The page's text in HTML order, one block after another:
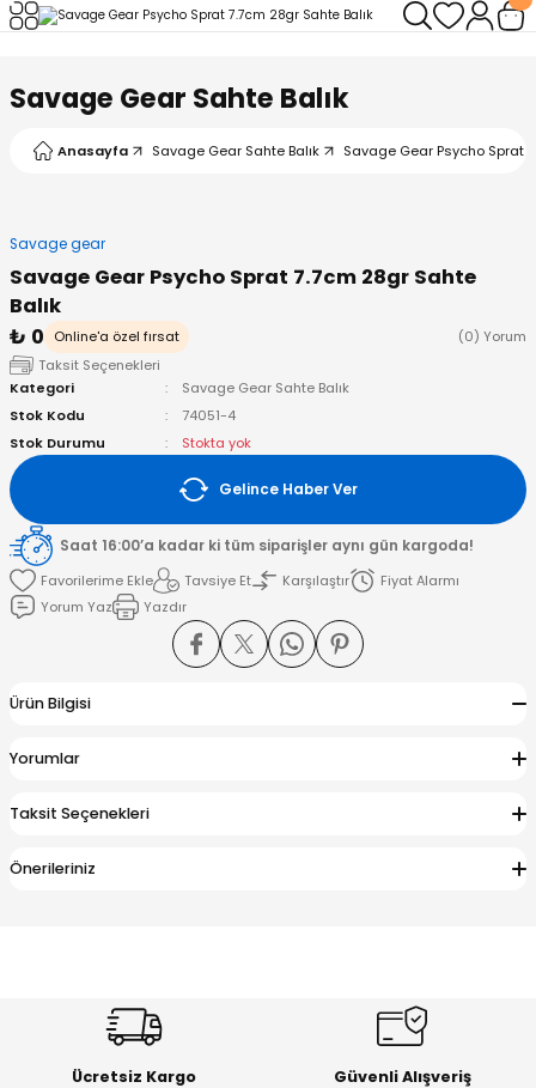
Savage Gear Sahte Balık
Anasayfa Savage Gear Sahte Balık Savage Gear Psycho Sprat
Savage gear
Savage Gear Psycho Sprat 7.7cm 28gr Sahte
Balık
₺ 0
Online'a özel fırsat
(0) Yorum
Taksit Seçenekleri
Kategori
Savage Gear Sahte Balık
Stok Kodu
74051-4
Stok Durumu
Stokta yok
Gelince Haber Ver
Saat 16:00’a kadar ki tüm siparişler aynı gün kargoda!
Tavsiye Et
Karşılaştır
Fiyat Alarmı
Yorum Yaz
Yazdır
Ürün Bilgisi
Yorumlar
Taksit Seçenekleri
Önerileriniz
Ücretsiz Kargo Güvenli Alışveriş
Geri Dön
Makineleri
Geri Dön
Kamışlar
Geri Dön
Misinalar
Misinalar
Geri Dön
- Klips
Halka
Geri Dön
Geri Dön
& El Feneri